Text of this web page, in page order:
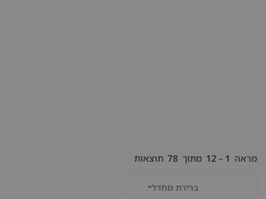
מראה 1
–
12 מתוך 78 תוצאות
ברירת מחדל